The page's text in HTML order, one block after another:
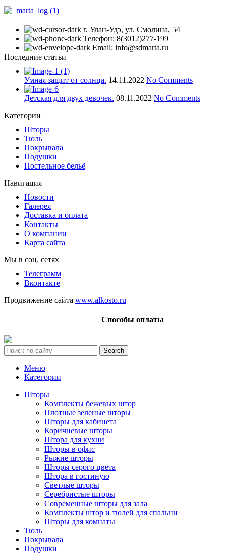
г. Улан-Удэ, ул. Смолина, 54
Телефон: 8(3012)277-199
Email: info@sdmarta.ru
Последние статьи
Умная защит от солнца. 14.11.2022 No Comments
Детская для двух девочек. 08.11.2022 No Comments
Категории
Шторы
Тюль
Покрывала
Подушки
Постельное бельё
Навигация
Новости
Галерея
Доставка и оплата
Контакты
О компании
Карта сайта
Мы в соц. сетях
Телеграмм
Вконтакте
Продвижение сайта www.alkosto.ru
Способы оплаты
Search
Меню
Категории
Шторы
Комплекты бежевых штор
Плотные зеленые шторы
Шторы для кабинета
Коричневые шторы
Штора для кухни
Шторы в офис
Рыжие шторы
Шторы серого цвета
Штора в гостиную
Светлые шторы
Серебристые шторы
Современные шторы для зала
Комплекты штор и тюлей для спальни
Шторы для комнаты
Тюль
Покрывала
Подушки